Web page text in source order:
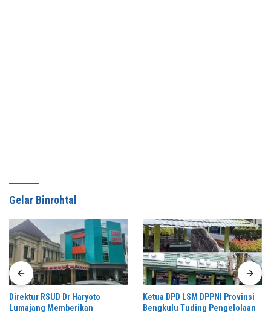
Gelar Binrohtal
Direktur RSUD Dr Haryoto
Lumajang Memberikan
Ketua DPD LSM DPPNI Provinsi
Bengkulu Tuding Pengelolaan